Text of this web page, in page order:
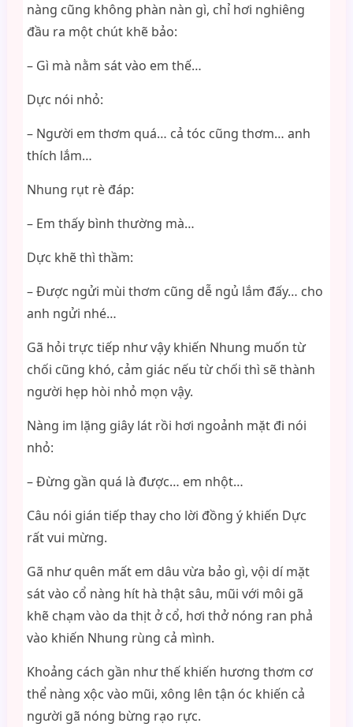
nàng cũng không phàn nàn gì, chỉ hơi nghiêng
đầu ra một chút khẽ bảo:
– Gì mà nằm sát vào em thế…
Dực nói nhỏ:
– Người em thơm quá… cả tóc cũng thơm… anh
thích lắm…
Nhung rụt rè đáp:
– Em thấy bình thường mà…
Dực khẽ thì thầm:
– Được ngửi mùi thơm cũng dễ ngủ lắm đấy… cho
anh ngửi nhé…
Gã hỏi trực tiếp như vậy khiến Nhung muốn từ
chối cũng khó, cảm giác nếu từ chối thì sẽ thành
người hẹp hòi nhỏ mọn vậy.
Nàng im lặng giây lát rồi hơi ngoảnh mặt đi nói
nhỏ:
– Đừng gần quá là được… em nhột…
Câu nói gián tiếp thay cho lời đồng ý khiến Dực
rất vui mừng.
Gã như quên mất em dâu vừa bảo gì, vội dí mặt
sát vào cổ nàng hít hà thật sâu, mũi với môi gã
khẽ chạm vào da thịt ở cổ, hơi thở nóng ran phả
vào khiến Nhung rùng cả mình.
Khoảng cách gần như thế khiến hương thơm cơ
thể nàng xộc vào mũi, xông lên tận óc khiến cả
người gã nóng bừng rạo rực.